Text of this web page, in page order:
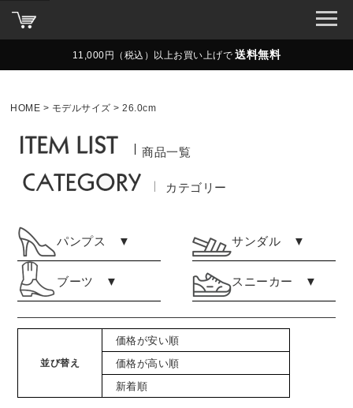
11,000円（税込）以上お買い上げで 送料無料
HOME モデルサイズ 26.0cm
商品一覧
カテゴリー
パンプス ▼ サンダル ▼
ブーツ ▼ スニーカー ▼
並び替え
価格が安い順
価格が高い順
新着順